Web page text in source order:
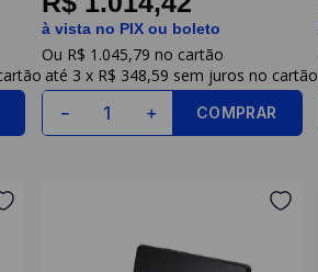
à vista no PIX ou boleto
R$ 1 .045,79
3 x R$ 348,59 sem juros
＋
－ COMPRAR